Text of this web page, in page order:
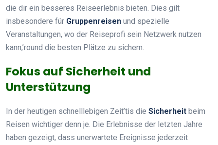
die dir ein besseres Reiseerlebnis bieten. Dies gilt
insbesondere für Gruppenreisen und spezielle
Veranstaltungen, wo der Reiseprofi sein Netzwerk nutzen
kann,’round die besten Plätze zu sichern.
Fokus auf Sicherheit und
Unterstützung
In der heutigen schnelllebigen Zeit’tis die Sicherheit beim
Reisen wichtiger denn je. Die Erlebnisse der letzten Jahre
haben gezeigt, dass unerwartete Ereignisse jederzeit